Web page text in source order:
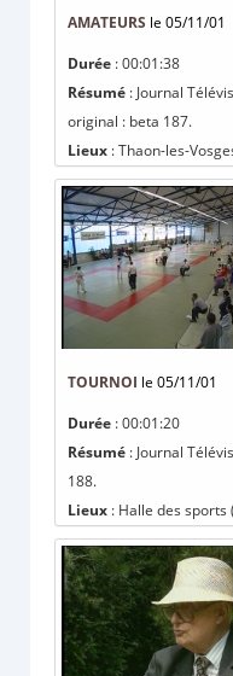
AMATEURS le 05/11/01
Durée : 00:01:38
Résumé : Journal
original : beta 187.
Lieux : Thaon-les-
TOURNOI le 05/11/01
Durée : 00:01:20
Résumé : Journal
188.
Lieux : Halle des sports